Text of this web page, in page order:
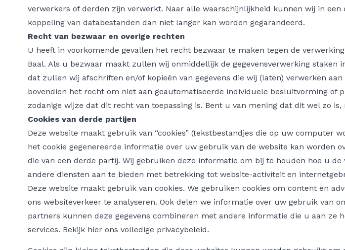
verwerkers of derden zijn verwerkt. Naar alle waarschijnlijkheid kunnen wij in
koppeling van databestanden dan niet langer kan worden gegarandeerd.
Recht van bezwaar en overige rechten
U heeft in voorkomende gevallen het recht bezwaar te maken tegen de
Baal. Als u bezwaar maakt zullen wij onmiddellijk de gegevensverwerking
dat zullen wij afschriften en/of kopieën van gegevens die wij (laten) verwerken
bovendien het recht om niet aan geautomatiseerde individuele besluitvorming of
zodanige wijze dat dit recht van toepassing is. Bent u van mening dat dit wel zo
Cookies van derde partijen
Deze website maakt gebruik van “cookies” (tekstbestandjes die op uw computer
het cookie gegenereerde informatie over uw gebruik van de website kan worden
die van een derde partij. Wij gebruiken deze informatie om bij te houden hoe u
andere diensten aan te bieden met betrekking tot website-activiteit en
Deze website maakt gebruik van cookies. We gebruiken cookies om content en
ons websiteverkeer te analyseren. Ook delen we informatie over uw gebruik van
partners kunnen deze gegevens combineren met andere informatie die u aan
services. Bekijk hier ons volledige privacybeleid.